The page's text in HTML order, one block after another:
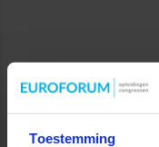
Toestemming